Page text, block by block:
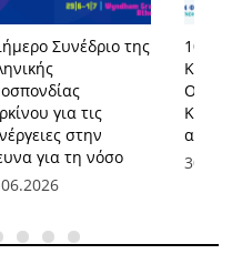
Συνέδριο της
για τις
στην
για τη νόσο
10ο
Καρκίνο
αιγίδα